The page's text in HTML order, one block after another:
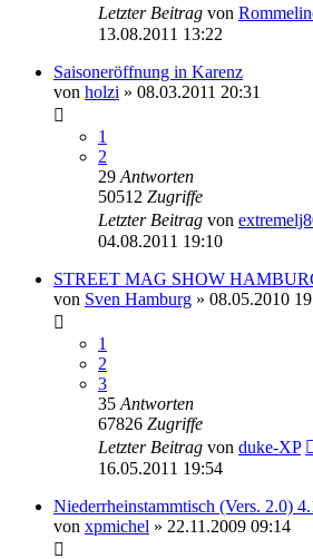
Letzter Beitrag von
13.08.2011 13:22
Saisoneröffnung in Karenz
von holzi » 08.03.2011 20:31
1
2
29 Antworten
50512 Zugriffe
Letzter Beitrag von
04.08.2011 19:10
STREET MAG SHOW
von Sven Hamburg » 08.05.2010
1
2
3
35 Antworten
67826 Zugriffe
Letzter Beitrag von duke-XP
16.05.2011 19:54
Niederrheinstammtisch (Vers. 2.0)
von xpmichel » 22.11.2009 09:14